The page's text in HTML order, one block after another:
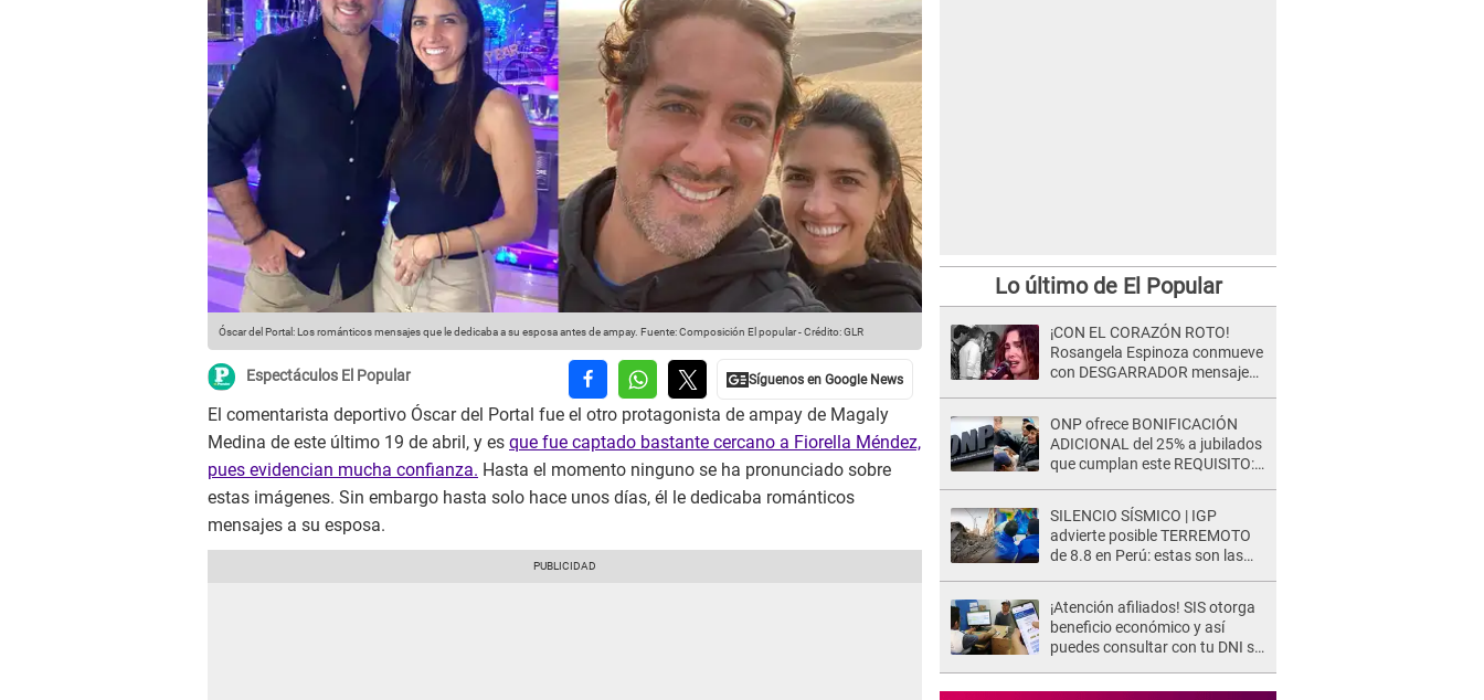
Óscar del Portal: Los románticos mensajes que le dedicaba a su esposa antes de ampay. Fuente: Composición El popular-Crédito: GLR
Espectáculos El Popular
El comentarista deportivo Óscar del Portal fue el otro protagonista de ampay de Magaly
Medina de este último 19 de abril, y es que fue captado bastante cercano a Fiorella Méndez,
pues evidencian mucha confianza. Hasta el momento ninguno se ha pronunciado sobre
estas imágenes. Sin embargo hasta solo hace unos días, él le dedicaba románticos
mensajes a su esposa.
Lo último de El Popular
¡CON EL CORAZÓN ROTO!
Rosangela Espinoza conmueve
con DESGARRADOR mensaje
ONP ofrece BONIFICACIÓN
ADICIONAL del 25% a jubilados
que cumplan este REQUISITO:
SILENCIO SÍSMICO | IGP
advierte posible TERREMOTO
de 8.8 en Perú: estas son las
¡Atención afiliados! SIS otorga
beneficio económico y así
puedes consultar con tu DNI si